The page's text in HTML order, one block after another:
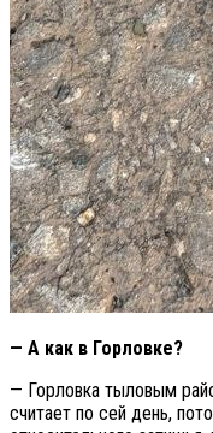
— А как в Горловке?
— Горловка тыловым
считает по сей день,